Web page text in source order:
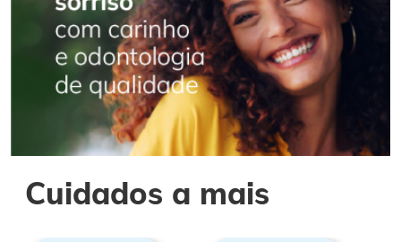
Cuidados a mais